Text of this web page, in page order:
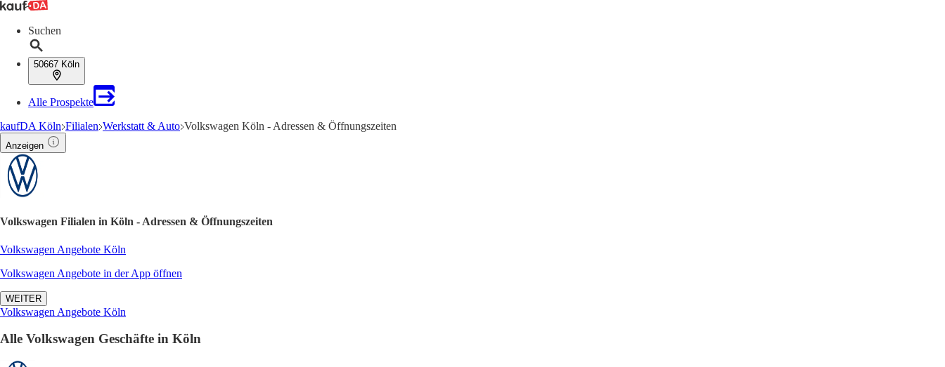
Suchen
50667 Köln
Alle Prospekte
kaufDA Köln Filialen Werkstatt & Auto Volkswagen Köln - Adressen & Öffnungszeiten
Anzeigen
Volkswagen Filialen in Köln - Adressen & Öffnungszeiten
Volkswagen Angebote Köln
Volkswagen Angebote in der App öffnen
WEITER
Volkswagen Angebote Köln
Alle Volkswagen Geschäfte in Köln